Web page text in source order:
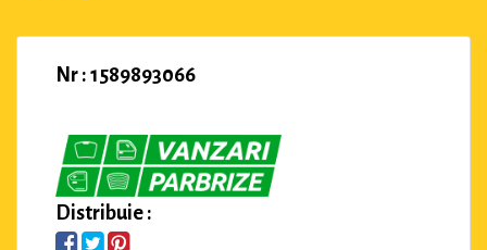
Nr : 1589893066
Distribuie :